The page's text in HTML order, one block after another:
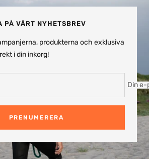
1
2 3 4
PÅ VÅRT NYHETSBREV
produkterna och exklusiva
i din inkorg!
Din e-
PRENUMERERA